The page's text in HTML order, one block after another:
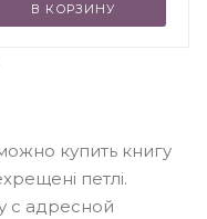
В КОРЗИНУ
купить книгу
петлі.
с адресной